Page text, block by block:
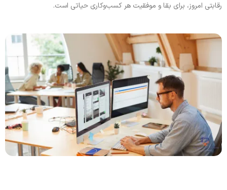
رقابتی امروز، برای بقا و موفقیت هر کسب‌وکاری حیاتی است.